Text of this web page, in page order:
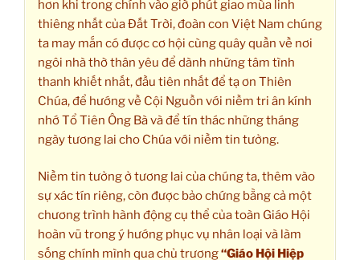
hơn khi trong chính vào giờ phút giao mùa linh
thiêng nhất của Đất Trời, đoàn con Việt Nam chúng
ta may mắn có được cơ hội cùng quây quần về nơi
ngôi nhà thờ thân yêu để dành những tâm tình
thanh khiết nhất, đầu tiên nhất để tạ ơn Thiên
Chúa, để hướng về Cội Nguồn với niềm tri ân kính
nhớ Tổ Tiên Ông Bà và để tín thác những tháng
ngày tương lai cho Chúa với niềm tin tưởng.
Niềm tin tưởng ở tương lai của chúng ta, thêm vào
sự xác tín riêng, còn được bảo chứng bằng cả một
chương trình hành động cụ thể của toàn Giáo Hội
hoàn vũ trong ý hướng phục vụ nhân loại và làm
sống chính mình qua chủ trương“Giáo Hội Hiệp